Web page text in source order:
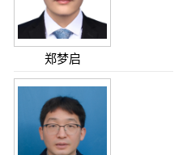
郑梦启